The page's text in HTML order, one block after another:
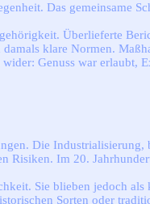
Das gemeinsame
Überlieferte
klare Normen.
Genuss war
Die
Risiken. Im 20.
Sie blieben jedoch
Sorten oder